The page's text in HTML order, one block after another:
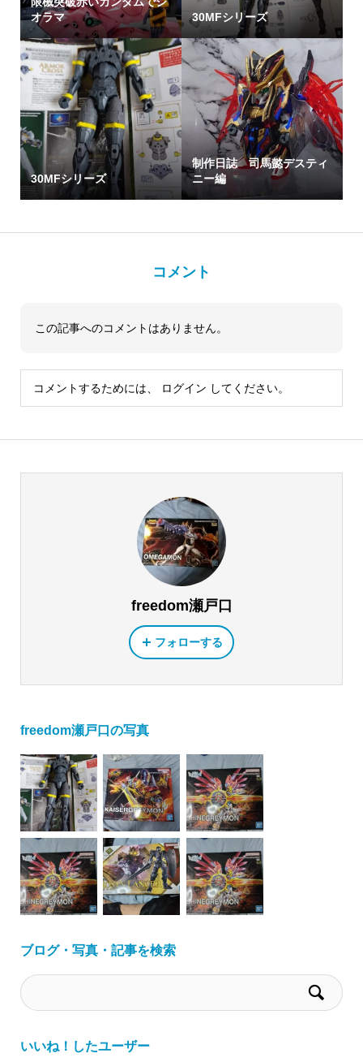
オラマ
30MFシリーズ
30MFシリーズ
制作日誌 司馬懿デスティ
ニー編
コメント
この記事へのコメントはありません。
コメントするためには、 ログイン してください。
freedom瀬戸口
フォローする
freedom瀬戸口の写真
ブログ・写真・記事を検索
いいね！したユーザー